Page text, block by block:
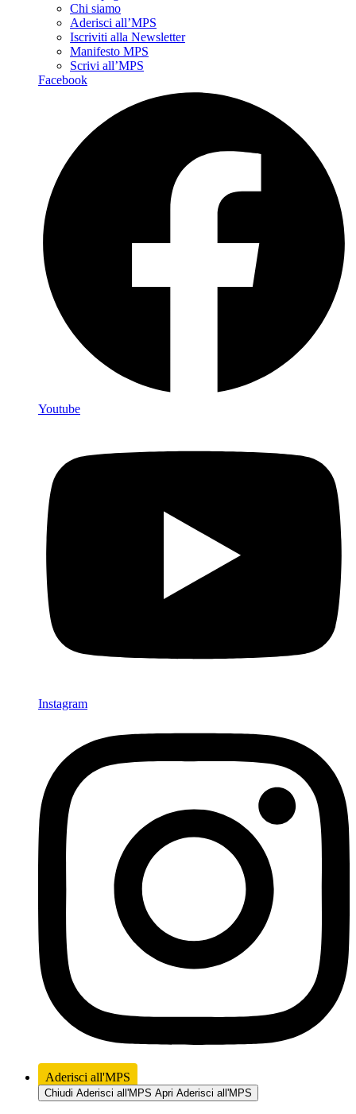
Chi siamo
Aderisci all’MPS
Iscriviti alla Newsletter
Manifesto MPS
Scrivi all’MPS
Facebook
Youtube
Instagram
Aderisci all'MPS
Chiudi Aderisci all'MPS Apri Aderisci all'MPS